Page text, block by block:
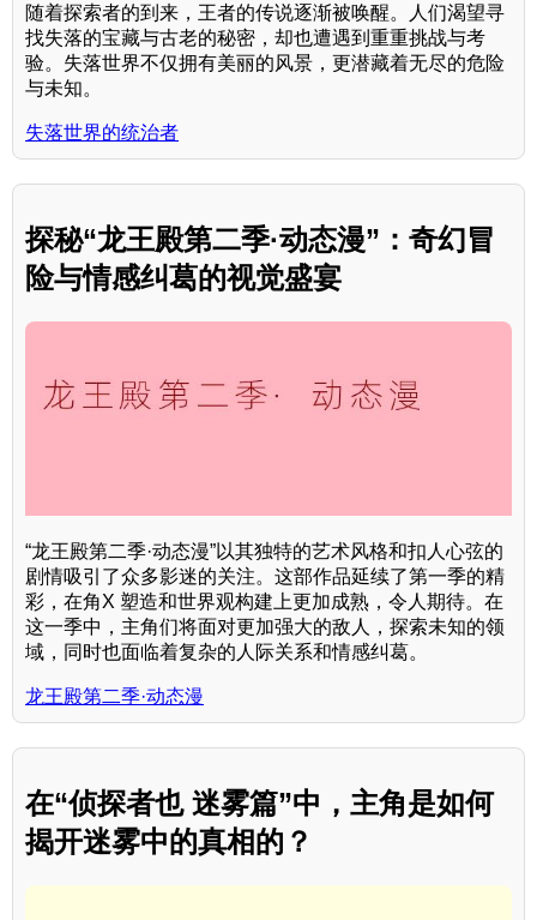
随着探索者的到来，王者的传说逐渐被唤醒。人们渴望寻
找失落的宝藏与古老的秘密，却也遭遇到重重挑战与考
验。失落世界不仅拥有美丽的风景，更潜藏着无尽的危险
与未知。
失落世界的统治者
探秘“龙王殿第二季·动态漫”：奇幻冒
险与情感纠葛的视觉盛宴
“龙王殿第二季·动态漫”以其独特的艺术风格和扣人心弦的
剧情吸引了众多影迷的关注。这部作品延续了第一季的精
彩，在角X 塑造和世界观构建上更加成熟，令人期待。在
这一季中，主角们将面对更加强大的敌人，探索未知的领
域，同时也面临着复杂的人际关系和情感纠葛。
龙王殿第二季·动态漫
在“侦探者也 迷雾篇”中，主角是如何
揭开迷雾中的真相的？